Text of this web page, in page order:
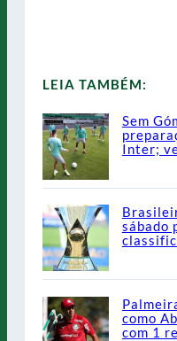
LEIA TAMBÉM:
Sem
Inter;
sábado
como
com 1